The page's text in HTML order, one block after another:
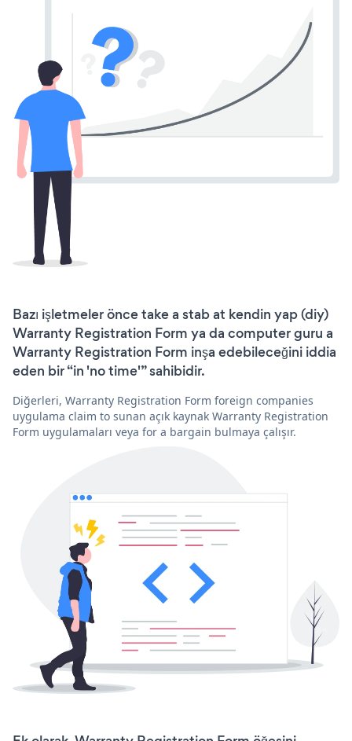
Bazı işletmeler önce take a stab at kendin yap (diy)
Warranty Registration Form ya da computer guru a
Warranty Registration Form inşa edebileceğini iddia
eden bir “in 'no time'” sahibidir.
Diğerleri, Warranty Registration Form foreign companies
uygulama claim to sunan açık kaynak Warranty Registration
Form uygulamaları veya for a bargain bulmaya çalışır.